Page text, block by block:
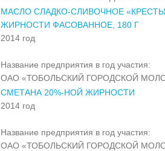
МАСЛО СЛАДКО-СЛИВОЧНОЕ
ЖИРНОСТИ ФАСОВАННОЕ, 180 Г
2014 год
Название предприятия в год участия:
ОАО «ТОБОЛЬСКИЙ ГОРОДСКОЙ
СМЕТАНА 20%-НОЙ ЖИРНОСТИ
2014 год
Название предприятия в год участия:
ОАО «ТОБОЛЬСКИЙ ГОРОДСКОЙ